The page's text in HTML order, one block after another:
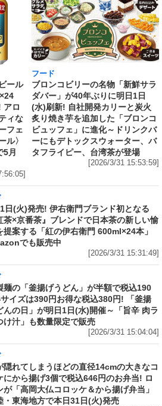
ール
アロ
ィな
フェ
ル〉
月
フード
ブロンコビリーの名物「新鮮サラ
ダバー」が40年ぶりに明日1日
(水)刷新! 自社開発カリーと炭火
炙り焼き芋を追加した「ブロンコ
ビュッフェ」に進化～ドリンクバ
ーにもデトックスウォーター、バ
タフライピー、台湾茶が登場
[2026/3/31 15:53:59]
日(火)発売! 伊右衛門ブランド初となる
茶×京番茶』ブレンドで日本茶の新しい愉
提案する「紅の伊右衛門 600ml×24本」
でも販売中
[2026/3/31 15:31:49]
麺の「釜揚げうどん」が半額で税込190
イズは390円お得な税込380円! 「釜揚
んの日」が明日1日(水)開催～「旨辛 肉ラ
け汁」も数量限定で販売
[2026/3/31 15:04:04]
隠れてしまうほどの直径14cmの大きなコ
にから揚げ3個で税込646円のお弁当! ロ
が「高岡大仏コロッケ＆から揚げ弁当」
・東海地方で本日31日(火)発売